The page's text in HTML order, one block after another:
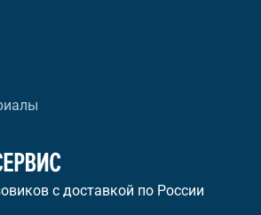
с доставкой по России